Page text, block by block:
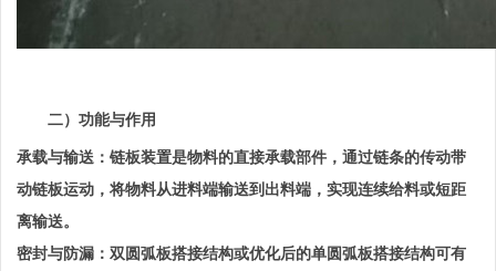
二）功能与作用
承载与输送：链板装置是物料的直接承载部件，通过链条的传动带
动链板运动，将物料从进料端输送到出料端，实现连续给料或短距
离输送。
密封与防漏：双圆弧板搭接结构或优化后的单圆弧板搭接结构可有